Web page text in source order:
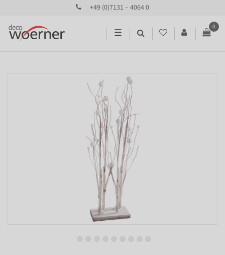
+49 (0)7131 – 4064 0
☰
0